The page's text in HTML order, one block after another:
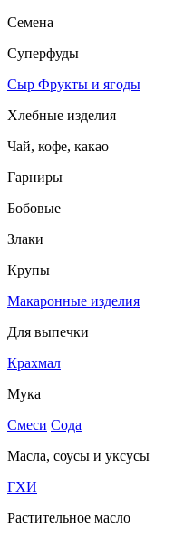
Семена
Суперфуды
Сыр Фрукты и ягоды
Хлебные изделия
Чай, кофе, какао
Гарниры
Бобовые
Злаки
Крупы
Макаронные изделия
Для выпечки
Крахмал
Мука
Смеси Сода
Масла, соусы и уксусы
ГХИ
Растительное масло